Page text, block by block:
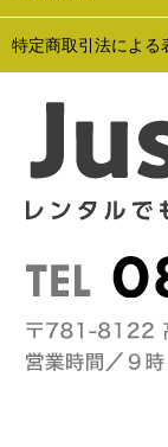
特定商取引法による